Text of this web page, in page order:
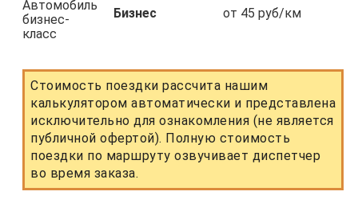
Бизнес от 45 руб/км
Стоимость поездки рассчита нашим
калькулятором автоматически и представлена
исключительно для ознакомления (не является
публичной офертой). Полную стоимость
поездки по маршруту озвучивает диспетчер
во время заказа.